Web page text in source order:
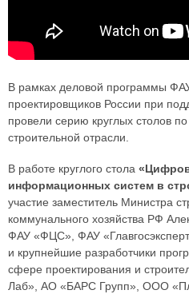
В рамках деловой программы
проектировщиков России при
провели серию круглых столов
строительной отрасли.
В работе круглого стола
информационных систем в
участие заместитель Министра
коммунального хозяйства РФ
ФАУ «ФЦС», ФАУ
и крупнейшие разработчики
сфере проектирования и
Лаб», АО «БАРС Групп», ООО